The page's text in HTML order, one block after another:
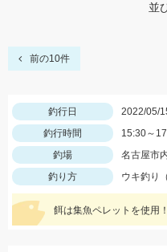
並
前の10件
釣行日
2022/05/
釣行時間
15:30～
釣場
名古屋市
釣り方
ウキ釣り